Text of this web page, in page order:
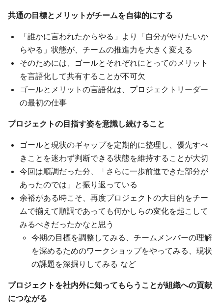
共通の目標とメリットがチームを自律的にする
「誰かに言われたからやる」より「自分がやりたいか
らやる」状態が、チームの推進力を大きく変える
そのためには、ゴールとそれぞれにとってのメリット
を言語化して共有することが不可欠
ゴールとメリットの言語化は、プロジェクトリーダー
の最初の仕事
プロジェクトの目指す姿を意識し続けること
ゴールと現状のギャップを定期的に整理し、優先すべ
きことを迷わず判断できる状態を維持することが大切
今回は順調だった分、「さらに一歩前進できた部分が
あったのでは」と振り返っている
余裕がある時こそ、再度プロジェクトの大目的をチー
ムで揃えて順調であっても何かしらの変化を起こして
みるべきだったかなと思う
今期の目標を調整してみる、チームメンバーの理解
を深めるためのワークショップをやってみる、現状
の課題を深掘りしてみる など
プロジェクトを社内外に知ってもらうことが組織への貢献
につながる